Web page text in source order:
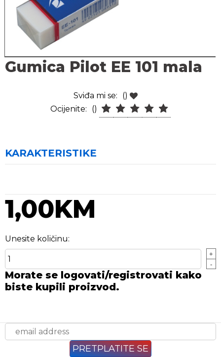
Gumica Pilot EE 101 mala
Sviđa mi se:
()
Ocijenite:
()
KARAKTERISTIKE
1,00KM
Unesite količinu:
+
-
Morate se logovati/registrovati kako
biste kupili proizvod.